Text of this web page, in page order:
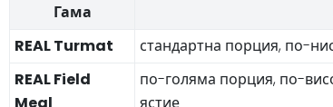
Гама
REAL Turmat
стандартна порция, по-
REAL Field
Meal
по-голяма порция, по-
ястие